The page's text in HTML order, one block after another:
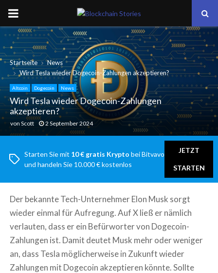
PRIMARY
MENU
Startseite
News
Wird Tesla wieder Dogecoin-Zahlungen akzeptieren?
Altcoin Dogecoin News
Wird Tesla wieder Dogecoin-Zahlungen
akzeptieren?
von Scott 2 September 2024
Starten Sie mit 10 € gratis Krypto bei Bitvavo
und handeln Sie 10.000 € kostenlos
JETZT
STARTEN
Der bekannte Tech-Unternehmer Elon Musk sorgt
wieder einmal für Aufregung. Auf X ließ er nämlich
verlauten, dass er ein Befürworter von Dogecoin-
Zahlungen ist. Damit deutet Musk mehr oder weniger
an, dass Tesla möglicherweise in Zukunft wieder
Zahlungen mit Dogecoin akzeptieren könnte. Sollte